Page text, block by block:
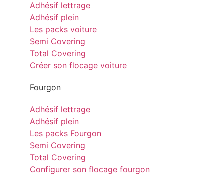
Adhésif lettrage
Adhésif plein
Les packs voiture
Semi Covering
Total Covering
Créer son flocage voiture
Fourgon
Adhésif lettrage
Adhésif plein
Les packs Fourgon
Semi Covering
Total Covering
Configurer son flocage fourgon